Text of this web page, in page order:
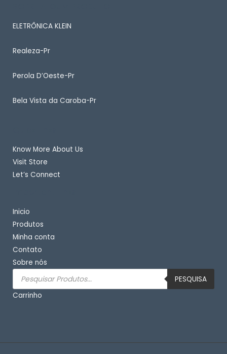
ELETRÔNICA KLEIN
Realeza-Pr
Perola D’Oeste-Pr
Bela Vista da Caroba-Pr
Know More About Us
Visit Store
Let’s Connect
Inicio
Produtos
Minha conta
Contato
Sobre nós
Pesquisar
produtos
PESQUISA
Carrinho